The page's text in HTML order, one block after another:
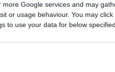
Google services and may
or usage behaviour. You may
to use your data for below
AMC